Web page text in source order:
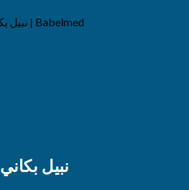
نبيل بكاني